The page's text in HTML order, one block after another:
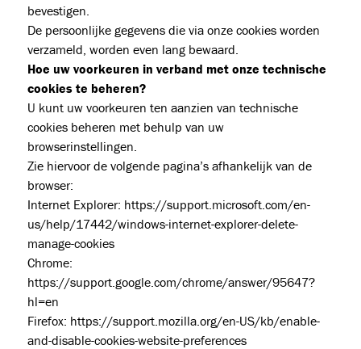
bevestigen.
De persoonlijke gegevens die via onze cookies worden
verzameld, worden even lang bewaard.
Hoe uw voorkeuren in verband met onze technische
cookies te beheren?
U kunt uw voorkeuren ten aanzien van technische
cookies beheren met behulp van uw
browserinstellingen.
Zie hiervoor de volgende pagina’s afhankelijk van de
browser:
Internet Explorer: https://support.microsoft.com/en-
us/help/17442/windows-internet-explorer-delete-
manage-cookies
Chrome:
https://support.google.com/chrome/answer/95647?
hl=en
Firefox: https://support.mozilla.org/en-US/kb/enable-
and-disable-cookies-website-preferences